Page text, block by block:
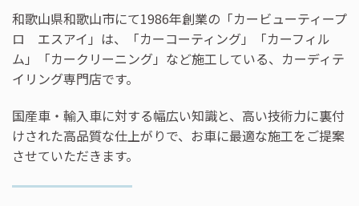
和歌山県和歌山市にて1986年創業の「カービューティープ
ロ エスアイ」は、「カーコーティング」「カーフィル
ム」「カークリーニング」など施工している、カーディテ
イリング専門店です。
国産車・輸入車に対する幅広い知識と、高い技術力に裏付
けされた高品質な仕上がりで、お車に最適な施工をご提案
させていただきます。